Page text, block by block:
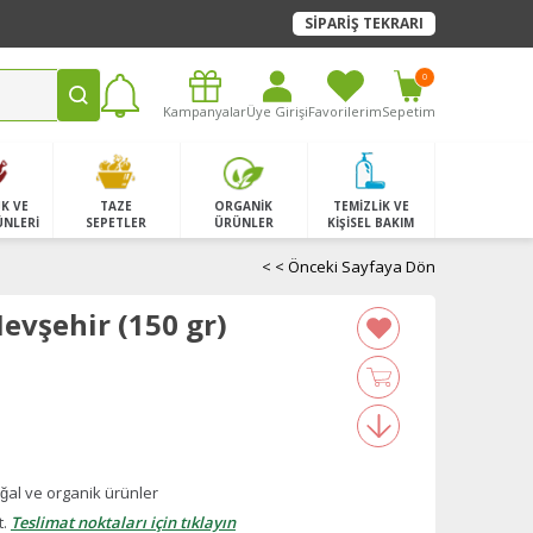
SİPARİŞ TEKRARI
KampanyalarÜye GirişiFavorilerimSepetim
0
VE
TAZE
SEPETLER
ORGANİK
ÜRÜNLER
TEMİZLİK VE
KİŞİSEL BAKIM
< < Önceki Sayfaya Dön
(150 gr)
ve organik ürünler
Teslimat noktaları için tıklayın